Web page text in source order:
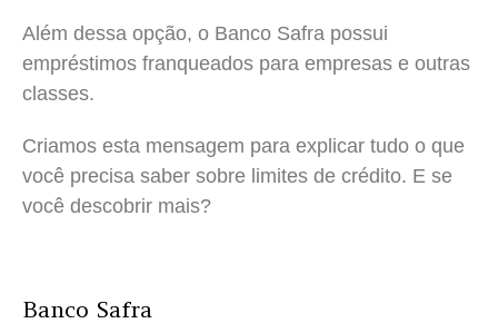
Além dessa opção, o Banco Safra possui
empréstimos franqueados para empresas e outras
classes.
Criamos esta mensagem para explicar tudo o que
você precisa saber sobre limites de crédito. E se
você descobrir mais?
Banco Safra